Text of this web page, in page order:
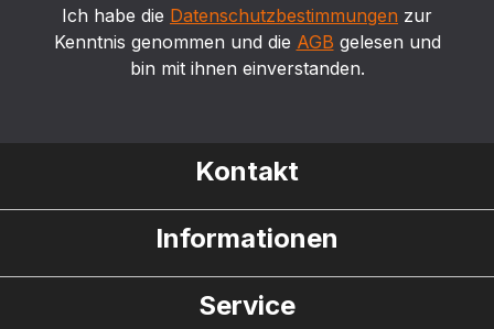
Ich habe die Datenschutzbestimmungen zur
Kenntnis genommen und die AGB gelesen und
bin mit ihnen einverstanden.
Kontakt
Informationen
Service